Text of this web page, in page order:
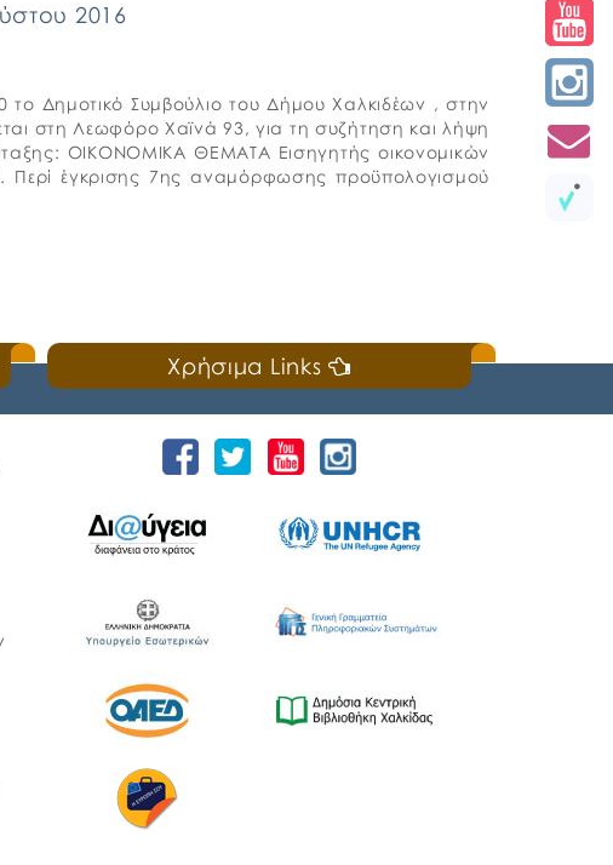
2016
το Δημοτικό Συμβούλιο του Δήμου Χαλκιδέων , στην
στη Λεωφόρο Χαϊνά 93, για τη συζήτηση και λήψη
ΟΙΚΟΝΟΜΙΚΑ ΘΕΜΑΤΑ Εισηγητής οικονομικών
Περί έγκρισης 7ης αναμόρφωσης προϋπολογισμού
Χρήσιμα Links